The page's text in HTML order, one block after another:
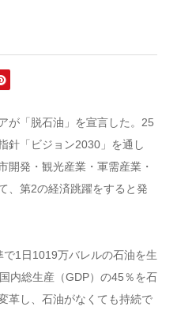
が「脱石油」を宣言した。25
針「ビジョン2030」を通し
開発・観光産業・軍需産業・
、第2の経済跳躍をすると発
1日1019万バレルの石油を生
内総生産（GDP）の45％を石
革し、石油がなくても持続で